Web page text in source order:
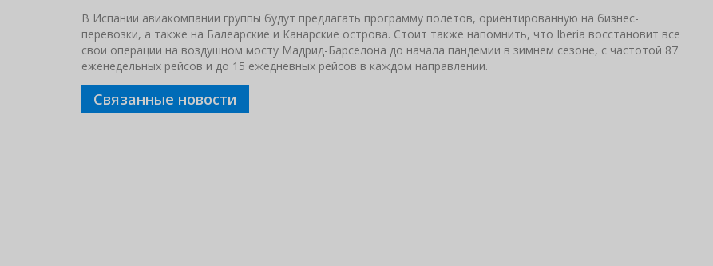
В Испании авиакомпании группы будут предлагать программу полетов, ориентированную на бизнес-
перевозки, а также на Балеарские и Канарские острова. Стоит также напомнить, что Iberia восстановит все
свои операции на воздушном мосту Мадрид-Барселона до начала пандемии в зимнем сезоне, с частотой 87
еженедельных рейсов и до 15 ежедневных рейсов в каждом направлении.
Связанные новости